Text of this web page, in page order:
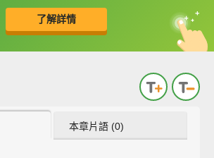
了解詳情
佳句 中
英
本章片語 (0)